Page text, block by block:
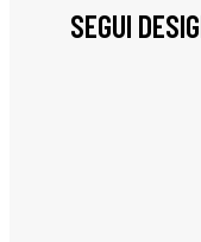
SEGUI